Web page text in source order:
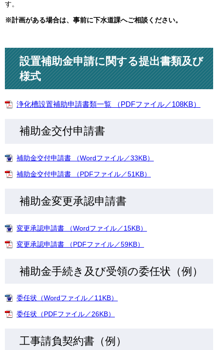
す。
※計画がある場合は、事前に下水道課へご相談ください。
設置補助金申請に関する提出書類及び
様式
浄化槽設置補助申請書類一覧 （PDFファイル／108KB）
補助金交付申請書
補助金交付申請書 （Wordファイル／33KB）
補助金交付申請書 （PDFファイル／51KB）
補助金変更承認申請書
変更承認申請書 （Wordファイル／15KB）
変更承認申請書 （PDFファイル／59KB）
補助金手続き及び受領の委任状（例）
委任状（Wordファイル／11KB）
委任状（PDFファイル／26KB）
工事請負契約書（例）